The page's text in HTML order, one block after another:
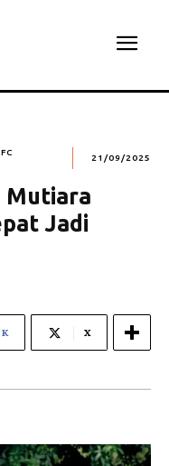
21/09/2025
Mutiara
Jadi
X